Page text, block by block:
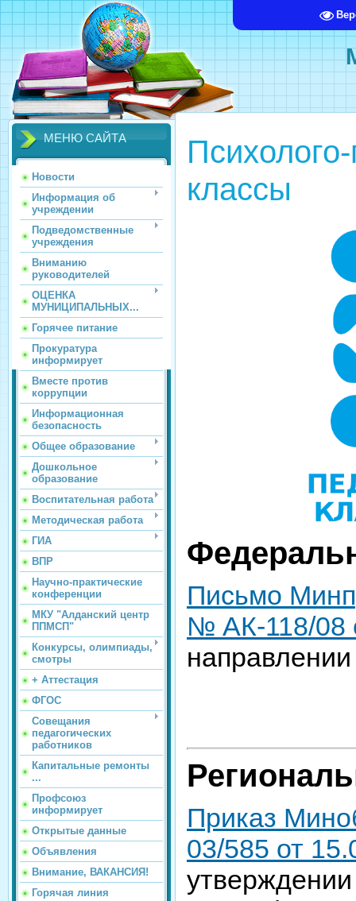
МЕНЮ САЙТА
Новости
Информация об
учреждении
Подведомственные
учреждения
Вниманию
руководителей
ОЦЕНКА
МУНИЦИПАЛЬНЫХ...
Горячее питание
Прокуратура
информирует
Вместе против
коррупции
Информационная
безопасность
Общее образование
Дошкольное
образование
Воспитательная работа
Методическая работа
ГИА
ВПР
Научно-практические
конференции
МКУ "Алданский центр
ППМСП"
Конкурсы, олимпиады,
смотры
+ Аттестация
ФГОС
Совещания
педагогических
работников
Капитальные ремонты
...
Профсоюз
информирует
Открытые данные
Объявления
Внимание, ВАКАНСИЯ!
Горячая линия
классы
Письмо
№ АК-118/08
Приказ
03/585 от